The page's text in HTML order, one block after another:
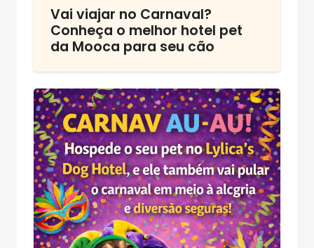
Vai viajar no Carnaval?
Conheça o melhor hotel pet
da Mooca para seu cão